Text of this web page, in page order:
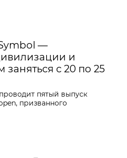
—
и
заняться с 20 по 25
пятый выпуск
призванного